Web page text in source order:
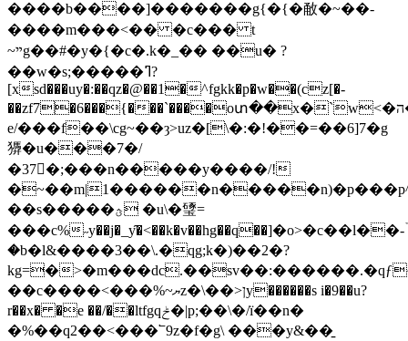
����b����]�������g{�{�㪌�~��-
����m���<�� �c��� t
~ײg��#�y�{�c�.k�_�� ��u� ?
��w�s;�����ߣ?
[xsd���uy�:��qz�@��1�^fgkk�p�w��(cz[�-
��zf7�6���{���`����oտ��x�`w<�ה����z_�'��ƛ?
e/���f��\cg~��ȝ>uz�[\�:�!��=��6]7�g
㺛�u���7�/
�37�;���n�����y����/!
��s�����ؿ �u\�㻹=
���c%˶y��j�_y̑�<��k�v��hg��q��]�o>�c��l��-ۡ
�b�l&����3��\.�qg;k�)��2�?
kg=�
��c����<���%~ޔz�\��>ןy������s i�9��u?
r��x� �e ��/��ltfgqݲ�|p;��\�/ї��n�
�%��q2��<���՟9z�f�g\ ���y&��̱